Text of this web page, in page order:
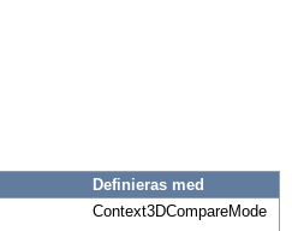
Definieras med
Context3DCompareMode